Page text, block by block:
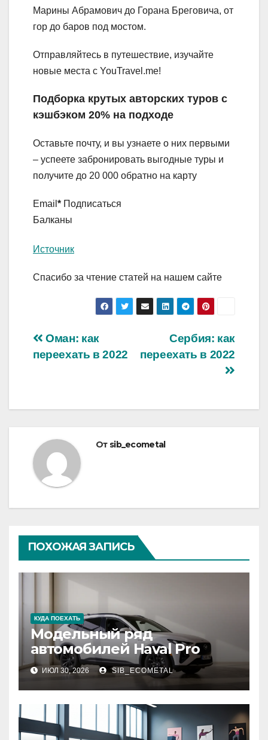
Марины Абрамович до Горана Бреговича, от
гор до баров под мостом.
Отправляйтесь в путешествие, изучайте
новые места с YouTravel.me!
Подборка крутых авторских туров с
кэшбэком 20% на подходе
Оставьте почту, и вы узнаете о них первыми
– успеете забронировать выгодные туры и
получите до 20 000 обратно на карту
Email * Подписаться
Балканы
Источник
Спасибо за чтение статей на нашем сайте
Навигация
по
Сербия: как
переехать в 2022
Оман: как
переехать в 2022
От sib_ecometal
ПОХОЖАЯ ЗАПИСЬ
КУДА ПОЕХАТЬ
Модельный ряд
автомобилей Haval Pro
ИЮЛ 30, 2026 SIB_ECOMETAL